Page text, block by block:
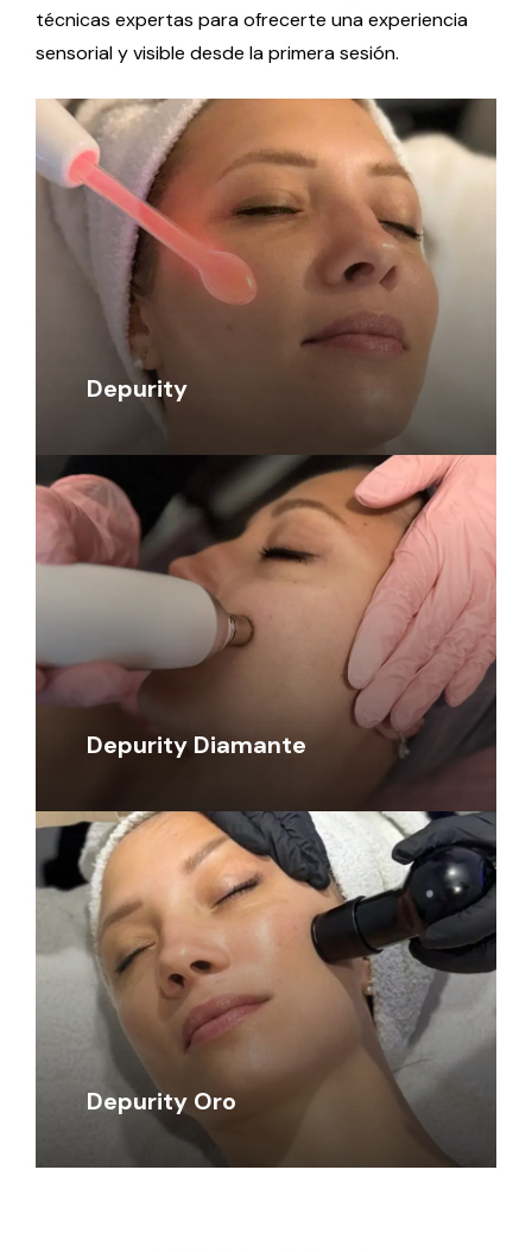
técnicas expertas para ofrecerte una experiencia
sensorial y visible desde la primera sesión.
Depurity
Depurity Diamante
Depurity Oro